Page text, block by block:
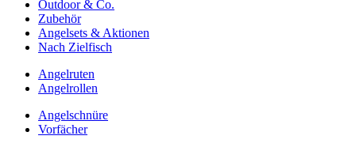
Outdoor & Co.
Zubehör
Angelsets & Aktionen
Nach Zielfisch
Angelruten
Angelrollen
Angelschnüre
Vorfächer